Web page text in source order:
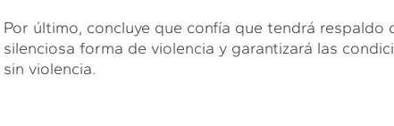
Por último, concluye que confía que tendrá respaldo
silenciosa forma de violencia y garantizará las
sin violencia.